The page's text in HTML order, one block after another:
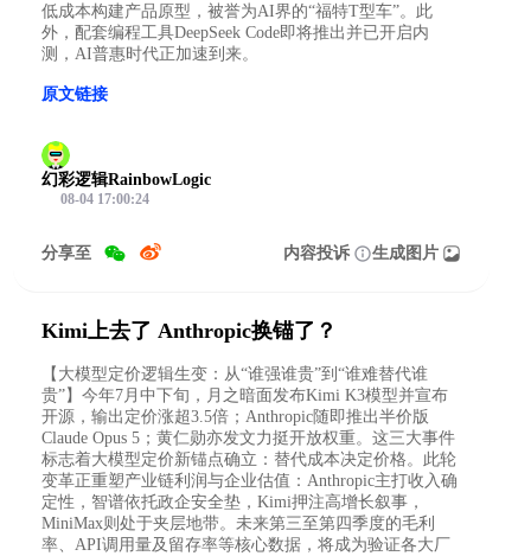
低成本构建产品原型，被誉为AI界的“福特T型车”。此
外，配套编程工具DeepSeek Code即将推出并已开启内
测，AI普惠时代正加速到来。
原文链接
幻彩逻辑RainbowLogic
08-04 17:00:24
分享至 内容投诉 生成图片
Kimi上去了 Anthropic换锚了？
【大模型定价逻辑生变：从“谁强谁贵”到“谁难替代谁
贵”】今年7月中下旬，月之暗面发布Kimi K3模型并宣布
开源，输出定价涨超3.5倍；Anthropic随即推出半价版
Claude Opus 5；黄仁勋亦发文力挺开放权重。这三大事件
标志着大模型定价新锚点确立：替代成本决定价格。此轮
变革正重塑产业链利润与企业估值：Anthropic主打收入确
定性，智谱依托政企安全垫，Kimi押注高增长叙事，
MiniMax则处于夹层地带。未来第三至第四季度的毛利
率、API调用量及留存率等核心数据，将成为验证各大厂